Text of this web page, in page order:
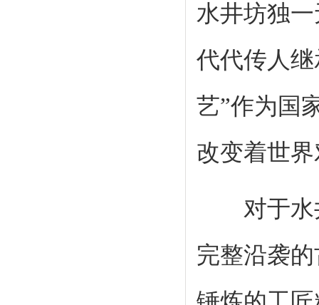
水井坊独
代代传人
艺”作为国
改变着世
对于水井
完整沿袭